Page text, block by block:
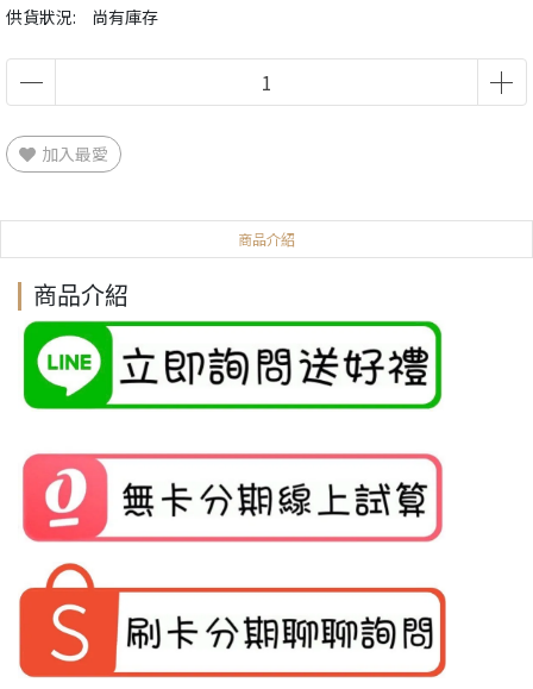
供貨狀況: 尚有庫存
加入最愛
商品介紹
商品介紹